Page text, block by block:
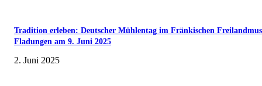
Tradition erleben: Deutscher Mühlentag im Fränkischen
Fladungen am 9. Juni 2025
2. Juni 2025